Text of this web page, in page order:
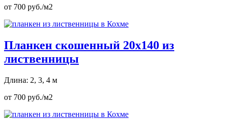
от 700 руб./м2
Планкен скошенный 20х140 из
лиственницы
Длина: 2, 3, 4 м
от 700 руб./м2